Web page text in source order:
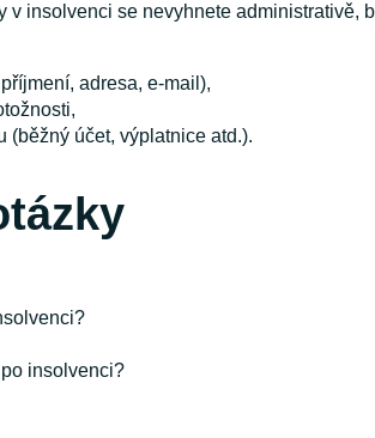
v insolvenci se nevyhnete
adresa, e-mail),
(běžný účet, výplatnice atd.).
insolvenci?